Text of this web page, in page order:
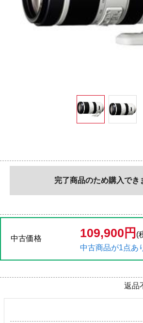
完了商品のため購入でき
中古価格 109,900円 (
中古商品が1点あ
返品